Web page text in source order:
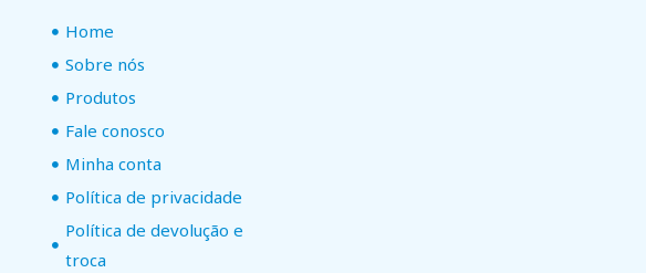
Home
Sobre nós
Produtos
Fale conosco
Minha conta
Política de privacidade
Política de devolução e
troca